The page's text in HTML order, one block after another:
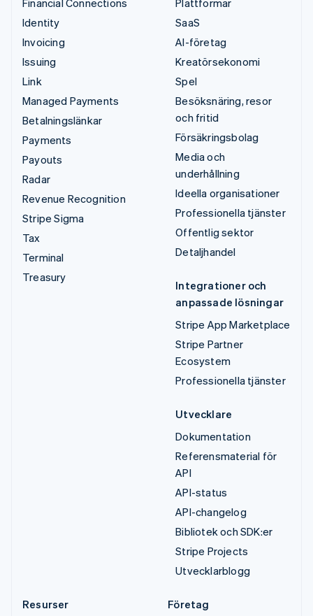
Financial Connections
Identity
Invoicing
Issuing
Link
Managed Payments
Betalningslänkar
Payments
Payouts
Radar
Revenue Recognition
Stripe Sigma
Tax
Terminal
Treasury
Plattformar
SaaS
AI-företag
Kreatörsekonomi
Spel
Besöksnäring, resor
och fritid
Försäkringsbolag
Media och
underhållning
Ideella organisationer
Professionella tjänster
Offentlig sektor
Detaljhandel
Integrationer och
anpassade lösningar
Stripe App Marketplace
Stripe Partner
Ecosystem
Professionella tjänster
Utvecklare
Dokumentation
Referensmaterial för
API
API-status
API-changelog
Bibliotek och SDK:er
Stripe Projects
Utvecklarblogg
Resurser
Företag